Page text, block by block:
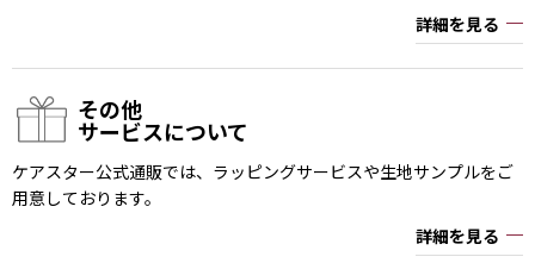
詳細を見る
その他
サービスについて
ケアスター公式通販では、ラッピングサービスや生地サンプルをご
用意しております。
詳細を見る